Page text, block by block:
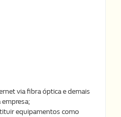
via fibra óptica e demais
equipamentos como